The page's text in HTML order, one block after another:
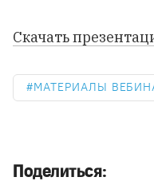
Скачать
МАТЕРИАЛЫ
Поделиться: